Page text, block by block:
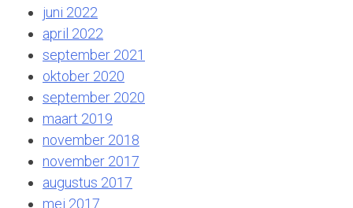
juni 2022
april 2022
september 2021
oktober 2020
september 2020
maart 2019
november 2018
november 2017
augustus 2017
mei 2017